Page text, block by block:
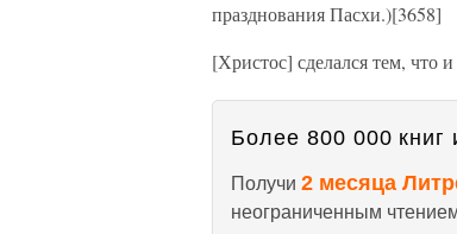
празднования Пасхи.)[3658]
[Христос] сделался тем, что
Более 800 000 книг
Получи 2 месяца
неограниченным